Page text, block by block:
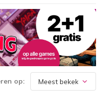
op: